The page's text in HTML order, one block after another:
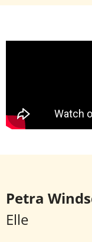
Petra
Elle